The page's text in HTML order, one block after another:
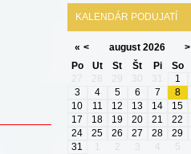
KALENDÁR PODUJATÍ
« < august 2026 >
Po
Ut St Št Pi So
27
28 29 30 31 1
3
4 5 6 7 8
10
11 12 13 14 15
17
18 19 20 21 22
24
25 26 27 28 29
31
2 3 5